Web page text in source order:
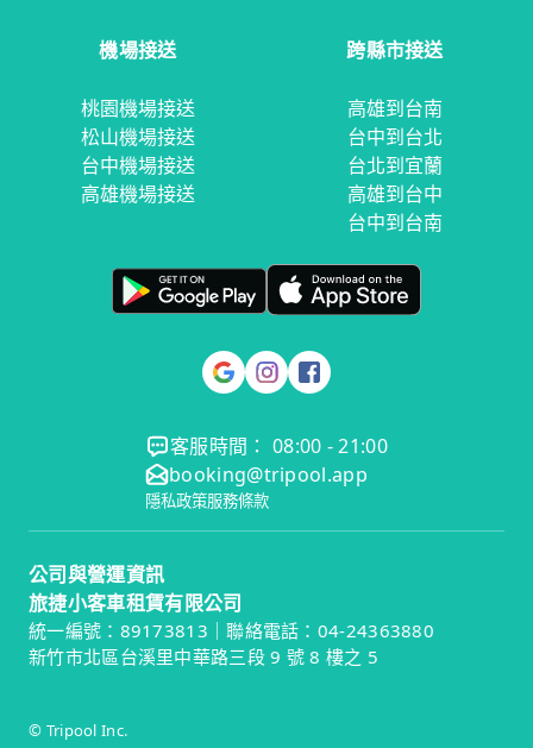
機場接送
桃園機場接送
松山機場接送
台中機場接送
高雄機場接送
跨縣市接送
高雄到台南
台中到台北
台北到宜蘭
高雄到台中
台中到台南
客服時間： 08:00 - 21:00
booking@tripool.app
隱私政策服務條款
公司與營運資訊
旅捷小客車租賃有限公司
統一編號：89173813｜聯絡電話：04-24363880
新竹市北區台溪里中華路三段 9 號 8 樓之 5
© Tripool Inc.